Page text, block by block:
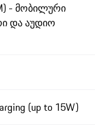
- მობილური
და აუდიო
(up to 15W)